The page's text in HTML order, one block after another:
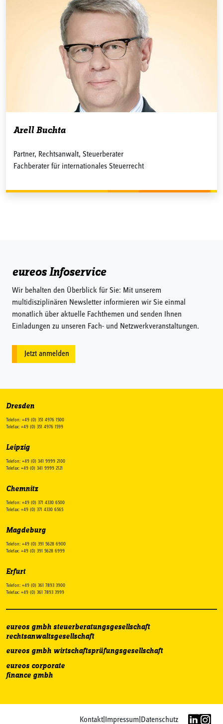
Arell Buchta
Partner, Rechtsanwalt, Steuerberater
Fachberater für internationales Steuerrecht
eureos Infoservice
Wir behalten den Überblick für Sie: Mit unserem
multidisziplinären Newsletter informieren wir Sie einmal
monatlich über aktuelle Fachthemen und senden Ihnen
Einladungen zu unseren Fach- und Netzwerkveranstaltungen.
Jetzt anmelden
Dresden
Telefon: +49 (0) 351 4976 1500
Telefax: +49 (0) 351 4976 1599
Leipzig
Telefon: +49 (0) 341 9999 2100
Telefax: +49 (0) 341 9999 2121
Chemnitz
Telefon: +49 (0) 371 4330 6500
Telefax: +49 (0) 371 4330 6565
Magdeburg
Telefon: +49 (0) 391 5628 6900
Telefax: +49 (0) 391 5628 6999
Erfurt
Telefon: +49 (0) 361 7893 3900
Telefax: +49 (0) 361 7893 3999
eureos gmbh steuerberatungsgesellschaft
rechtsanwaltsgesellschaft
eureos gmbh wirtschaftsprüfungsgesellschaft
eureos corporate
finance gmbh
Kontakt|Impressum|Datenschutz